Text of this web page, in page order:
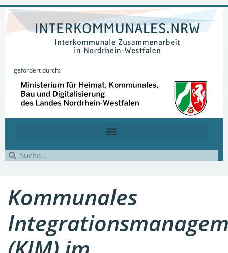
gefördert durch:
Kommunales